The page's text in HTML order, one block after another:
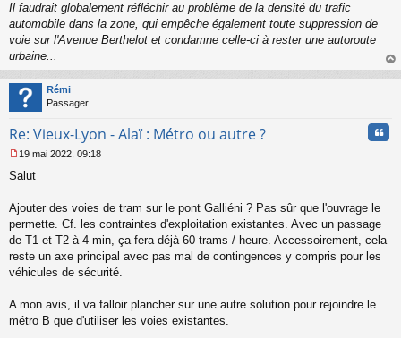
Il faudrait globalement réfléchir au problème de la densité du trafic
automobile dans la zone, qui empêche également toute suppression de
voie sur l'Avenue Berthelot et condamne celle-ci à rester une autoroute
urbaine...
au
Rémi
Passager
Re: Vieux-Lyon - Alaï : Métro ou autre ?
e
s
g
e
n
o
u
19 mai 2022, 09:18
Salut
Ajouter des voies de tram sur le pont Galliéni ? Pas sûr que l'ouvrage le
permette. Cf. les contraintes d'exploitation existantes. Avec un passage
de T1 et T2 à 4 min, ça fera déjà 60 trams / heure. Accessoirement, cela
reste un axe principal avec pas mal de contingences y compris pour les
véhicules de sécurité.
A mon avis, il va falloir plancher sur une autre solution pour rejoindre le
métro B que d'utiliser les voies existantes.